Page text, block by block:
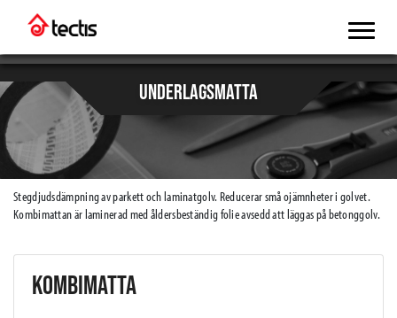
UNDERLAGSMATTA
Stegdjudsdämpning av parkett och laminatgolv. Reducerar små ojämnheter i golvet.
Kombimattan är laminerad med åldersbeständig folie avsedd att läggas på betonggolv.
KOMBIMATTA